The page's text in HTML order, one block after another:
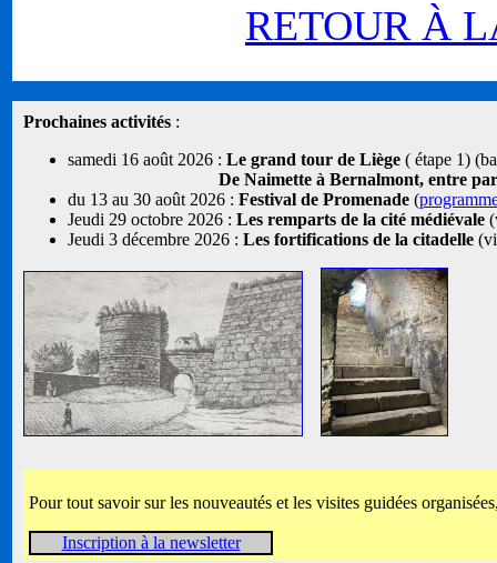
RETOUR À
Prochaines activités :
samedi 16 août 2026 : Le grand tour de Liège ( étape 1)
De Naimette à Bernalmont, entre
du 13 au 30 août 2026 : Festival de Promenade (
Jeudi 29 octobre 2026 : Les remparts de la cité médiévale
Jeudi 3 décembre 2026 : Les fortifications de la citadelle
Pour tout savoir sur les nouveautés et les visites guidées
Inscription à la newsletter